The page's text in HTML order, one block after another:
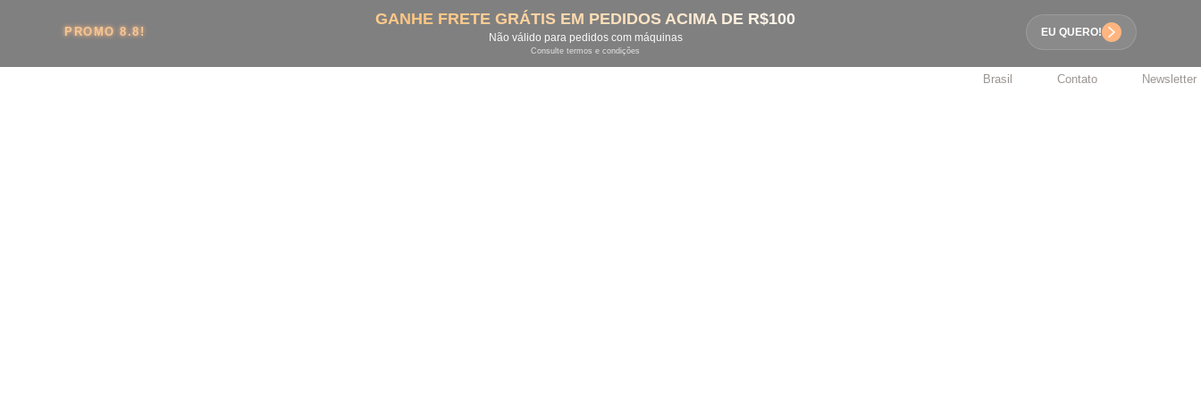
PROMO 8.8!
GANHE FRETE GRÁTIS EM PEDIDOS ACIMA DE R$100
Não válido para pedidos com máquinas
Consulte termos e condições
EU QUERO!
Brasil Contato Newsletter